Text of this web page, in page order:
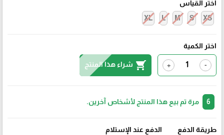
اختر القياس
XS
S
M
L
XL
اختر الكمية
-
+
shopping_cart شراء هذا المنتج
مرة تم بيع هذا المنتج لأشخاص آخرين.
طريقة الدفع
الدفع عند الإستلام